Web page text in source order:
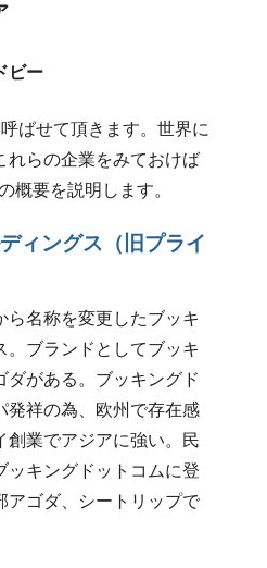
ビー
ばせて頂きます。世界に
れらの企業をみておけば
概要を説明します。
ィングス（旧プライ
ら名称を変更したブッキ
。ブランドとしてブッキ
ダがある。ブッキングド
発祥の為、欧州で存在感
創業でアジアに強い。民
ッキングドットコムに登
アゴダ、シートリップで